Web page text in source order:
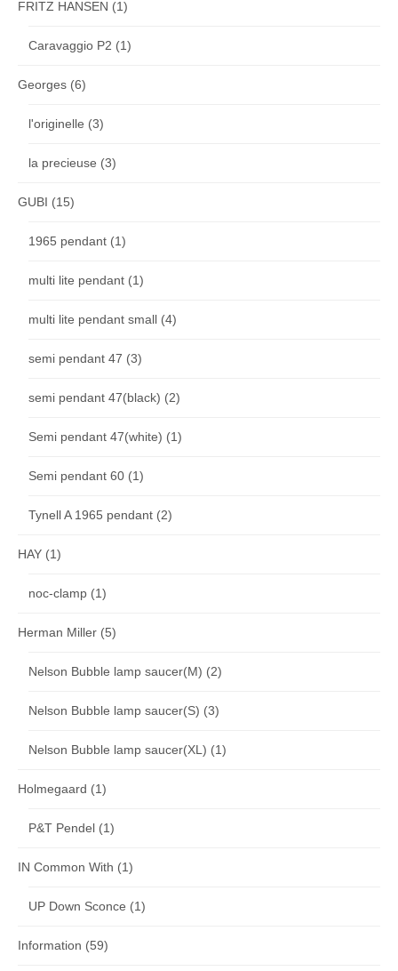
FRITZ HANSEN (1)
Caravaggio P2 (1)
Georges (6)
l'originelle (3)
la precieuse (3)
GUBI (15)
1965 pendant (1)
multi lite pendant (1)
multi lite pendant small (4)
semi pendant 47 (3)
semi pendant 47(black) (2)
Semi pendant 47(white) (1)
Semi pendant 60 (1)
Tynell A 1965 pendant (2)
HAY (1)
noc-clamp (1)
Herman Miller (5)
Nelson Bubble lamp saucer(M) (2)
Nelson Bubble lamp saucer(S) (3)
Nelson Bubble lamp saucer(XL) (1)
Holmegaard (1)
P&T Pendel (1)
IN Common With (1)
UP Down Sconce (1)
Information (59)